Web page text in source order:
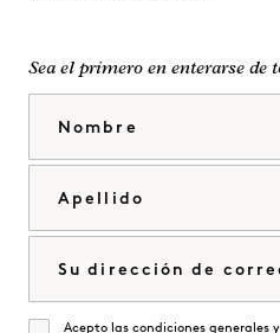
Sea el primero en enterarse de
Acepto las condiciones generales